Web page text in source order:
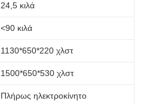
24,5 κιλά
<90 κιλά
1130*650*220 χλστ
1500*650*530 χλστ
Πλήρως ηλεκτροκίνητο